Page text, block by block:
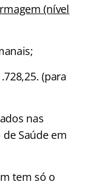
(nível
(para
nas
Saúde em
tem só o